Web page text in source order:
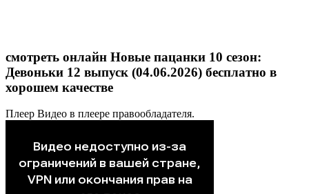
смотреть онлайн Новые пацанки 10 сезон:
Девоньки 12 выпуск (04.06.2026) бесплатно в
хорошем качестве
Плеер Видео в плеере правообладателя.